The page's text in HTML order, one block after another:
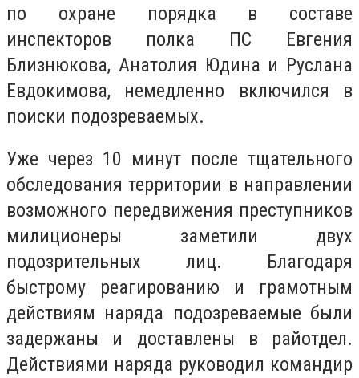
по охране порядка в составе
инспекторов полка ПС Евгения
Близнюкова, Анатолия Юдина и Руслана
Евдокимова, немедленно включился в
поиски подозреваемых.
Уже через 10 минут после тщательного
обследования территории в направлении
возможного передвижения преступников
милиционеры заметили двух
подозрительных лиц. Благодаря
быстрому реагированию и грамотным
действиям наряда подозреваемые были
задержаны и доставлены в райотдел.
Действиями наряда руководил командир